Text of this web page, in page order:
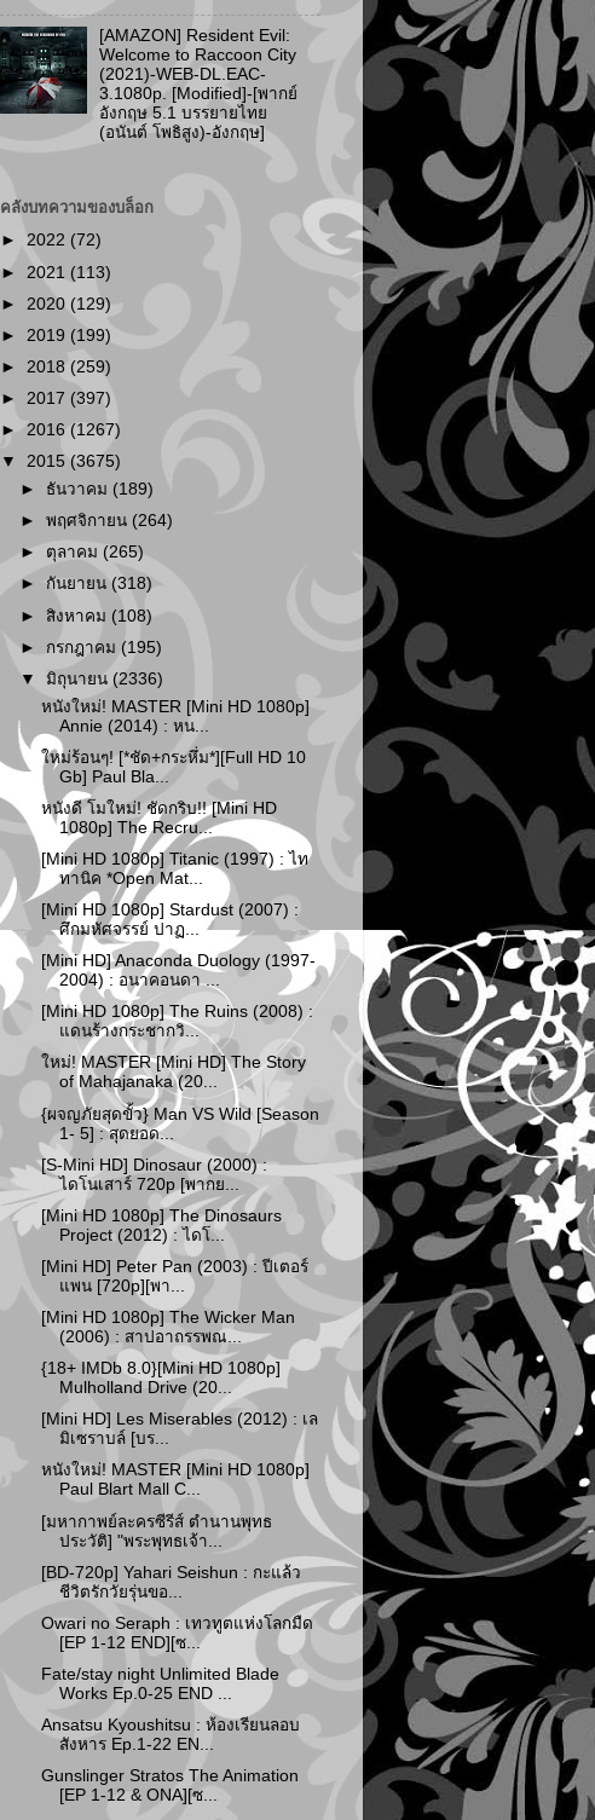
[AMAZON] Resident Evil:
Welcome to Raccoon City
(2021)-WEB-DL.EAC-
3.1080p. [Modified]-[พากย์
อังกฤษ 5.1 บรรยายไทย
(อนันต์ โพธิสูง)-อังกฤษ]
คลังบทความของบล็อก
► 2022 (72)
► 2021 (113)
► 2020 (129)
► 2019 (199)
► 2018 (259)
► 2017 (397)
► 2016 (1267)
▼ 2015 (3675)
► ธันวาคม (189)
►พฤศจิกายน (264)
► ตุลาคม (265)
► กันยายน(318)
►สิงหาคม (108)
► กรกฎาคม(195)
▼มิถุนายน (2336)
หนังใหม่! MASTER [Mini HD 1080p]
Annie (2014) : หน...
ใหม่ร้อนๆ! [*ชัด+กระหึ่ม*][Full HD 10
Gb] Paul Bla...
หนังดี โมใหม่! ชัดกริบ!! [Mini HD
1080p] The Recru...
[Mini HD 1080p] Titanic (1997) : ไท
ทานิค *Open Mat...
[Mini HD 1080p] Stardust (2007) :
ศึกมหัศจรรย์ ปาฏ...
[Mini HD] Anaconda Duology (1997-
2004) : อนาคอนดา ...
[Mini HD 1080p] The Ruins (2008) :
แดนร้างกระชากวิ...
ใหม่! MASTER [Mini HD] The Story
of Mahajanaka (20...
{ผจญภัยสุดขั้ว} Man VS Wild [Season
1- 5] : สุดยอด...
[S-Mini HD] Dinosaur (2000) :
ไดโนเสาร์ 720p [พากย...
[Mini HD 1080p] The Dinosaurs
Project (2012) : ไดโ...
[Mini HD] Peter Pan (2003) : ปีเตอร์
แพน [720p][พา...
[Mini HD 1080p] The Wicker Man
(2006) : สาปอาถรรพณ...
{18+ IMDb 8.0}[Mini HD 1080p]
Mulholland Drive (20...
[Mini HD] Les Miserables (2012) : เล
มิเซราบล์ [บร...
หนังใหม่! MASTER [Mini HD 1080p]
Paul Blart Mall C...
[มหากาพย์ละครซีรีส์ ตำนานพุทธ
ประวัติ] "พระพุทธเจ้า...
[BD-720p] Yahari Seishun : กะแล้ว
ชีวิตรักวัยรุ่นขอ...
Owari no Seraph : เทวทูตแห่งโลกมืด
[EP 1-12 END][ซ...
Fate/stay night Unlimited Blade
Works Ep.0-25 END ...
Ansatsu Kyoushitsu : ห้องเรียนลอบ
สังหาร Ep.1-22 EN...
Gunslinger Stratos The Animation
[EP 1-12 & ONA][ซ...